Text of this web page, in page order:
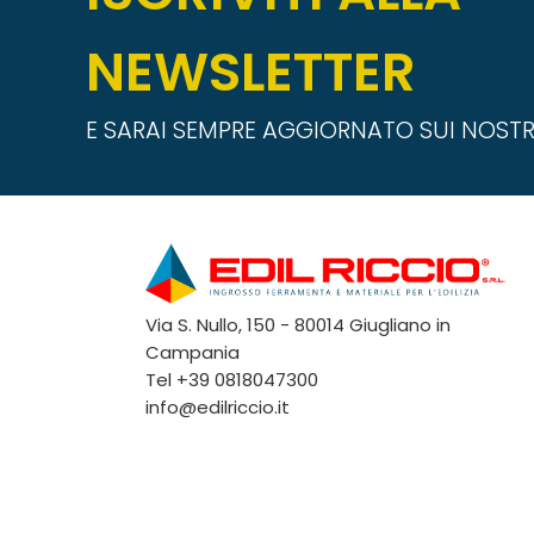
NEWSLETTER
E SARAI SEMPRE AGGIORNATO SUI
Via S. Nullo, 150 - 80014 Giugliano in
Campania
Tel +39 0818047300
info@edilriccio.it